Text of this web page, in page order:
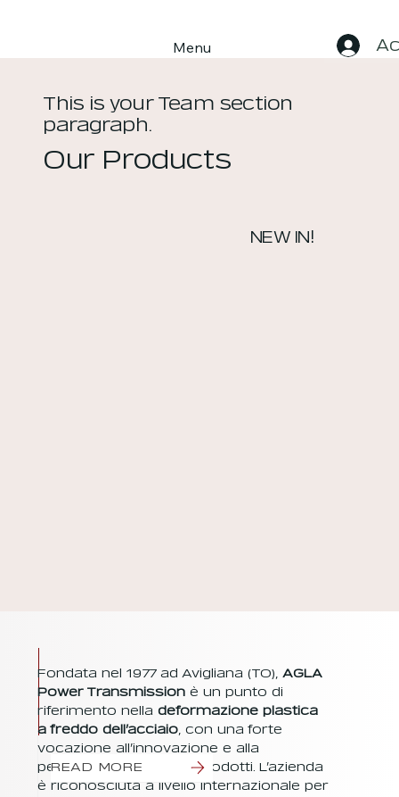
Menu
Our Products
This is your Team section
paragraph.
NEW IN!
Fondata nel 1977 ad Avigliana (TO), AGLA
Power Transmission è un punto di
riferimento nelladeformazione plastica
a freddo dell’acciaio , con una forte
vocazione all’innovazione e alla
personalizzazione dei prodotti. L’azienda
è riconosciuta a livello internazionale per
READ MORE